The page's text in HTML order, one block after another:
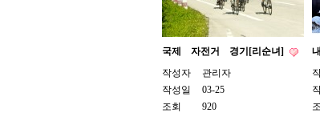
국제 자전거 경기[리순녀]
작성자
관리자
작성일
03-25
조회
920